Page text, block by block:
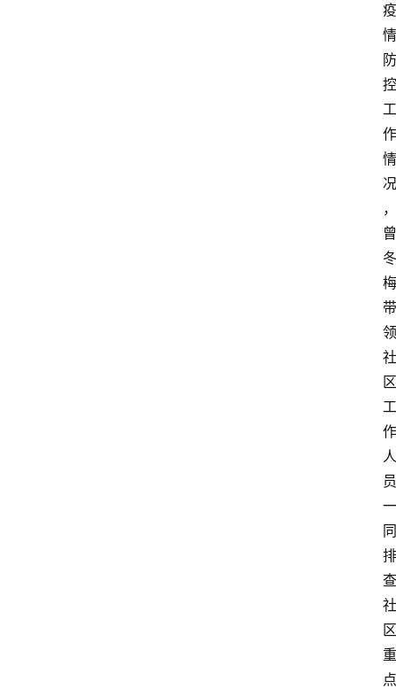
疫
情
防
控
工
作
情
况
，
曾
冬
梅
带
领
社
区
工
作
人
员
一
同
排
查
社
区
重
点